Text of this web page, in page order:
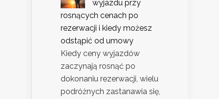
wyjazdu przy
rosnących cenach po
rezerwacji i kiedy możesz
odstąpić od umowy
Kiedy ceny wyjazdów
zaczynają rosnąć po
dokonaniu rezerwacji, wielu
podróżnych zastanawia się,